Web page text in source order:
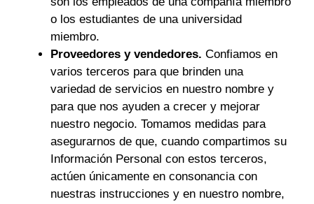
o los estudiantes de una universidad
miembro.
Proveedores y vendedores. Confiamos en
varios terceros para que brinden una
variedad de servicios en nuestro nombre y
para que nos ayuden a crecer y mejorar
nuestro negocio. Tomamos medidas para
asegurarnos de que, cuando compartimos su
Información Personal con estos terceros,
actúen únicamente en consonancia con
nuestras instrucciones y en nuestro nombre,